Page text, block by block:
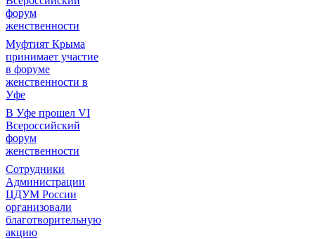
форум
женственности
Муфтият Крыма
принимает участие
в форуме
женственности в
Уфе
В Уфе прошел VI
Всероссийский
форум
женственности
Сотрудники
Администрации
ЦДУМ России
организовали
благотворительную
акцию